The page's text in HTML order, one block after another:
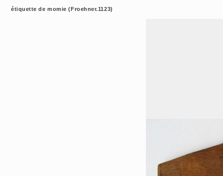
étiquette de momie (Froehner.1123)